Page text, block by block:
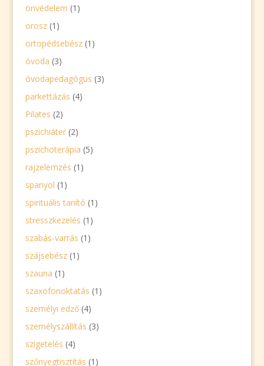
önvédelem (1)
orosz(1)
ortopédsebész(1)
óvoda (3)
óvodapedagógus (3)
parkettázás (4)
Pilates (2)
pszichiáter(2)
pszichoterápia (5)
rajzelemzés (1)
spanyol (1)
spirituális tanító (1)
stresszkezelés (1)
szabás-varrás (1)
szájsebész(1)
szauna (1)
szaxofonoktatás (1)
személyi edző(4)
személyszállítás (3)
szigetelés (4)
szőnyegtisztítás (1)